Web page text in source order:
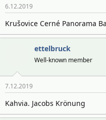
6.12.2019
Krušovice Cerné Panorama
ettelbruck
Well-known member
7.12.2019
Kahvia. Jacobs Krönung